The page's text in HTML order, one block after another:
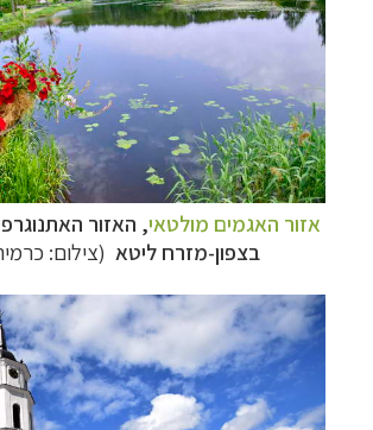
אזור האגמים מולטאי, האזור
בצפון-מזרח ליטא (צילום: